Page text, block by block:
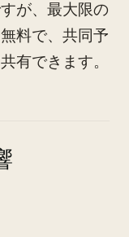
が、最大限の
料で、共同予
有できます。